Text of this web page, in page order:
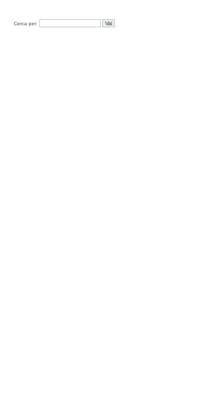
Cerca per: